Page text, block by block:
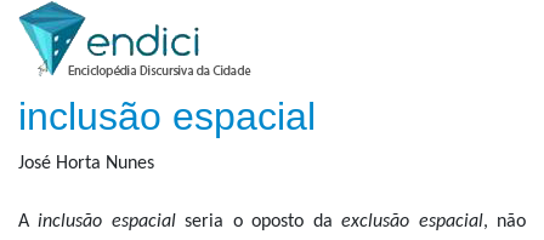
inclusão espacial
José Horta Nunes
Ainclusão espacialseria o oposto daexclusão espacial, não